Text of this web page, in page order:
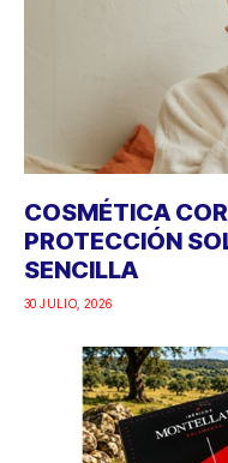
COSMÉTICA
PROTECCIÓN